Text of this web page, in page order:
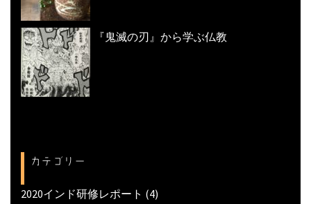
『鬼滅の刃』から学ぶ仏教
カテゴリー
2020インド研修レポート (4)